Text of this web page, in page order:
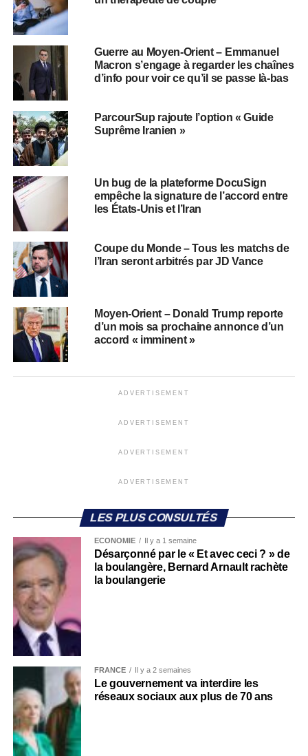
Guerre au Moyen-Orient – Emmanuel
Macron s’engage à regarder les chaînes
d’info pour voir ce qu’il se passe là-bas
ParcourSup rajoute l’option « Guide
Suprême Iranien »
Un bug de la plateforme DocuSign
empêche la signature de l’accord entre
les États-Unis et l’Iran
Coupe du Monde – Tous les matchs de
l’Iran seront arbitrés par JD Vance
Moyen-Orient – Donald Trump reporte
d’un mois sa prochaine annonce d’un
accord « imminent »
ADVERTISEMENT
ADVERTISEMENT
ADVERTISEMENT
ADVERTISEMENT
LES PLUS CONSULTÉS
ECONOMIE Il y a 1 semaine
Désarçonné par le « Et avec ceci ? » de
la boulangère, Bernard Arnault rachète
la boulangerie
FRANCE Il y a 2 semaines
Le gouvernement va interdire les
réseaux sociaux aux plus de 70 ans